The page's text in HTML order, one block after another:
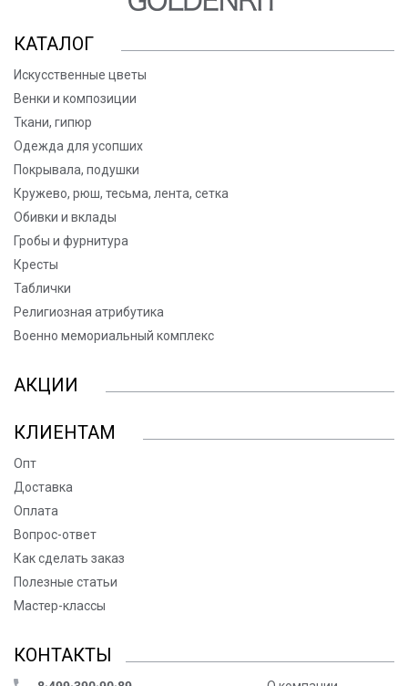
КАТАЛОГ
Искусственные цветы
Венки и композиции
Ткани, гипюр
Одежда для усопших
Покрывала, подушки
Кружево, рюш, тесьма, лента, сетка
Обивки и вклады
Гробы и фурнитура
Кресты
Таблички
Религиозная атрибутика
Военно мемориальный комплекс
АКЦИИ
КЛИЕНТАМ
Опт
Доставка
Оплата
Вопрос-ответ
Как сделать заказ
Полезные статьи
Мастер-классы
КОНТАКТЫ